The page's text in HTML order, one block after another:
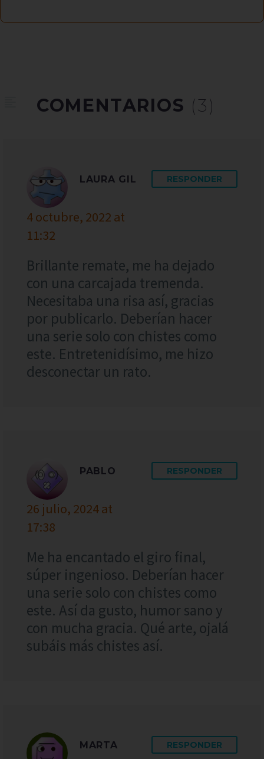
COMENTARIOS (3)
LAURA GIL
4 octubre, 2022 at
11:32
RESPONDER
Brillante remate, me ha dejado
con una carcajada tremenda.
Necesitaba una risa así, gracias
por publicarlo. Deberían hacer
una serie solo con chistes como
este. Entretenidísimo, me hizo
desconectar un rato.
PABLO
26 julio, 2024 at
17:38
RESPONDER
Me ha encantado el giro final,
súper ingenioso. Deberían hacer
una serie solo con chistes como
este. Así da gusto, humor sano y
con mucha gracia. Qué arte, ojalá
subáis más chistes así.
MARTA RESPONDER